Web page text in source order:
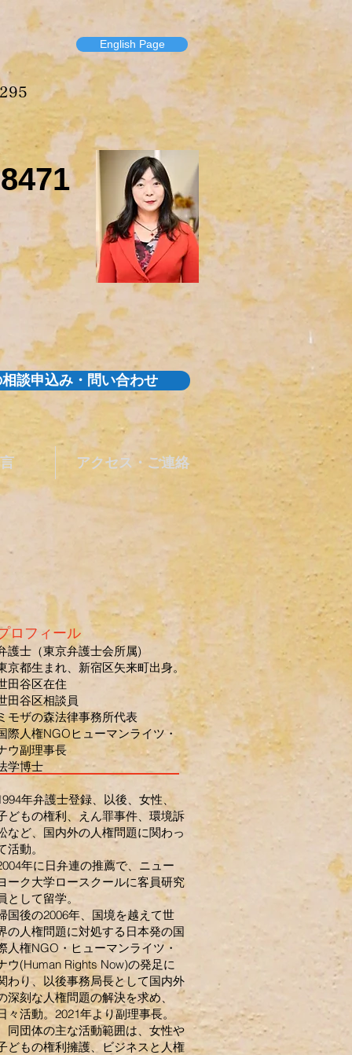
English Page
談申込み・問い合わせ
アクセス・ご連絡
ロフィール
護士（東京弁護士会所属)
京都生まれ、新宿区矢来町出身。
田谷区在住
田谷区相談員
モザの森法律事務所代表
際人権NGOヒューマンライツ・
ウ副理事長
学博士
年弁護士登録、以後、女性、
どもの権利、えん罪事件、環境訴
など、国内外の人権問題に関わっ
活動。
年に日弁連の推薦で、ニュー
ーク大学ロースクールに客員研究
として留学。
国後の2006年、国境を越えて世
の人権問題に対処する日本発の国
人権NGO・ヒューマンライツ・
ウ(Human Rights Now)の発足に
わり、以後事務局長として国内外
深刻な人権問題の解決を求め、
々活動。2021年より副理事長。
団体の主な活動範囲は、女性や
どもの権利擁護、ビジネスと人権